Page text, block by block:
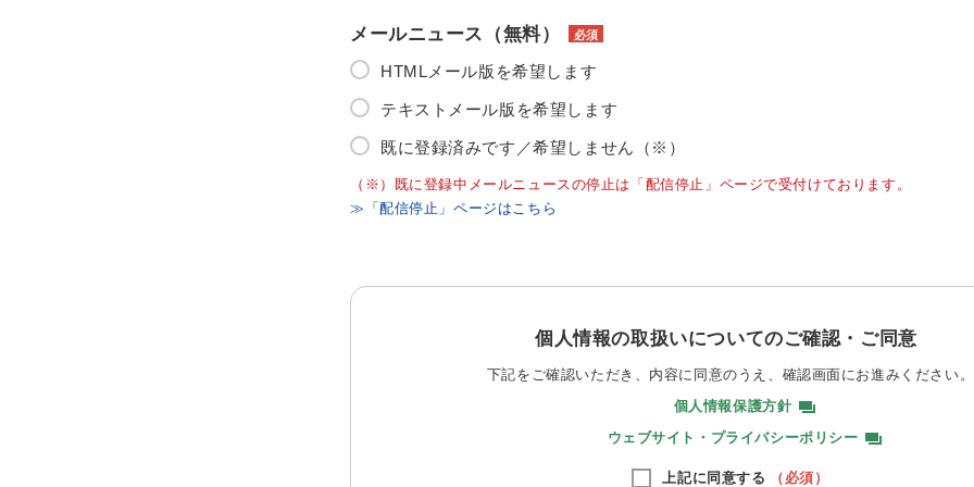
メールニュース（無料） 必須
HTMLメール版を希望します
テキストメール版を希望します
既に登録済みです／希望しません（※）
（※）既に登録中メールニュースの停止は「配信停止」ページで受付けております。
≫「配信停止」ページはこちら
個人情報の取扱いについてのご確認・ご同意
下記をご確認いただき、内容に同意のうえ、 確認画面にお進みください。
個人情報保護方針
ウェブサイト・プライバシーポリシー
上記に同意する （必須）